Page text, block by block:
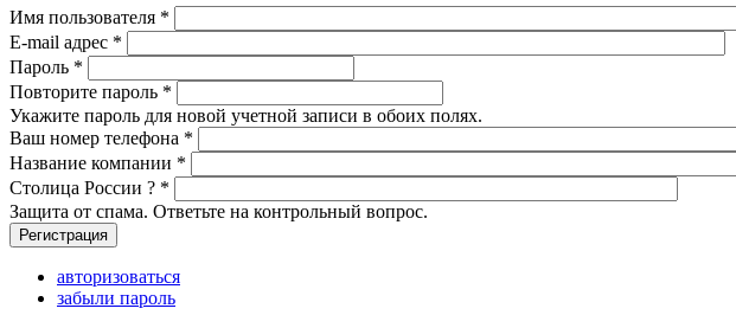
Имя пользователя *
E-mail адрес *
Пароль *
Повторите пароль *
Укажите пароль для новой учетной записи в обоих полях.
Ваш номер телефона *
Название компании *
Столица России ? *
Защита от спама. Ответьте на контрольный вопрос.
авторизоваться
забыли пароль